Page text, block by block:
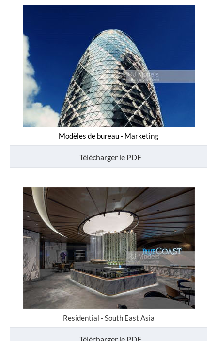
Modèles de bureau - Marketing
Télécharger le PDF
Residential - South East Asia
Télécharger le PDF